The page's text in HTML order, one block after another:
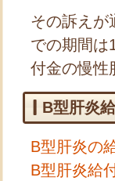
その訴えが
での期間は
付金の慢性
B型肝炎
B型肝炎の
B型肝炎給